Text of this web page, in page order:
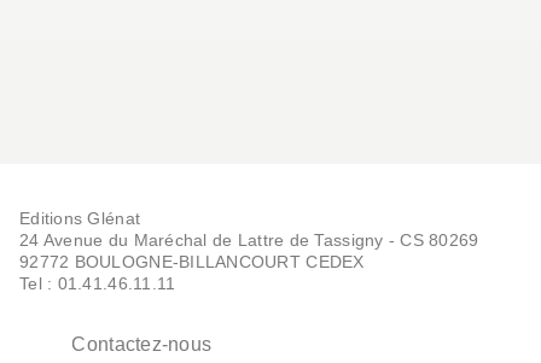
Editions Glénat
24 Avenue du Maréchal de Lattre de Tassigny - CS 80269
92772 BOULOGNE-BILLANCOURT CEDEX
Tel : 01.41.46.11.11
Contactez-nous